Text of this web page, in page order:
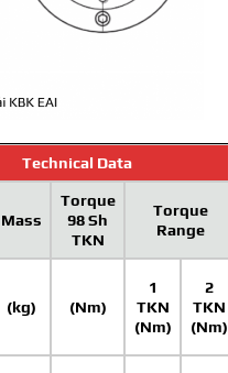
Technical Data
Mass
Torque
98 Sh
TKN
Torque
Range
(kg) (Nm)
1
TKN
(Nm)
2
TKN
(Nm)